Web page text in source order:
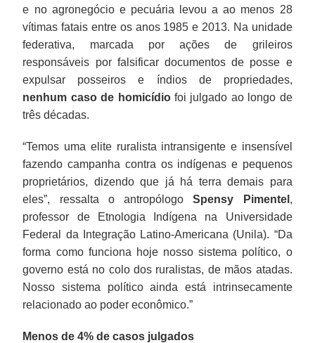
e no agronegócio e pecuária levou a ao menos 28
vítimas fatais entre os anos 1985 e 2013. Na unidade
federativa, marcada por ações de grileiros
responsáveis por falsificar documentos de posse e
expulsar posseiros e índios de propriedades,
nenhum caso de homicídiofoi julgado ao longo de
três décadas.
“Temos uma elite ruralista intransigente e insensível
fazendo campanha contra os indígenas e pequenos
proprietários, dizendo que já há terra demais para
eles”, ressalta o antropólogoSpensy Pimentel ,
professor de Etnologia Indígena na Universidade
Federal da Integração Latino-Americana (Unila). “Da
forma como funciona hoje nosso sistema político, o
governo está no colo dos ruralistas, de mãos atadas.
Nosso sistema político ainda está intrinsecamente
relacionado ao poder econômico.”
Menos de 4% de casos julgados